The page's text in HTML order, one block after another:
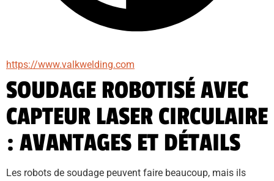
https://www.valkwelding.com
SOUDAGE ROBOTISÉ AVEC
CAPTEUR LASER CIRCULAIRE
: AVANTAGES ET DÉTAILS
Les robots de soudage peuvent faire beaucoup, mais ils